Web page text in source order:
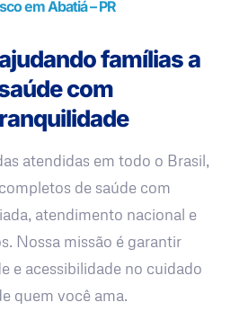
em Abatiá – PR
famílias a
com
atendidas em todo o Brasil,
de saúde com
atendimento nacional e
Nossa missão é garantir
e acessibilidade no cuidado
quem você ama.